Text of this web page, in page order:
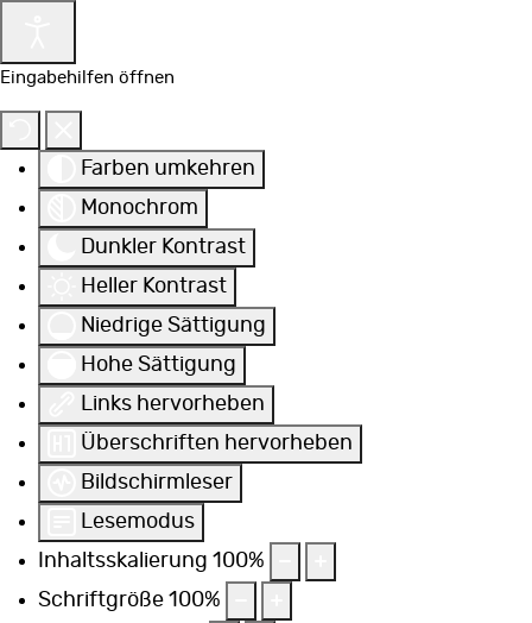
Eingabehilfen öffnen
Farben umkehren
Monochrom
Dunkler Kontrast
Heller Kontrast
Niedrige Sättigung
Hohe Sättigung
Links hervorheben
Überschriften hervorheben
Bildschirmleser
Lesemodus
Inhaltsskalierung 100%
Schriftgröße 100%